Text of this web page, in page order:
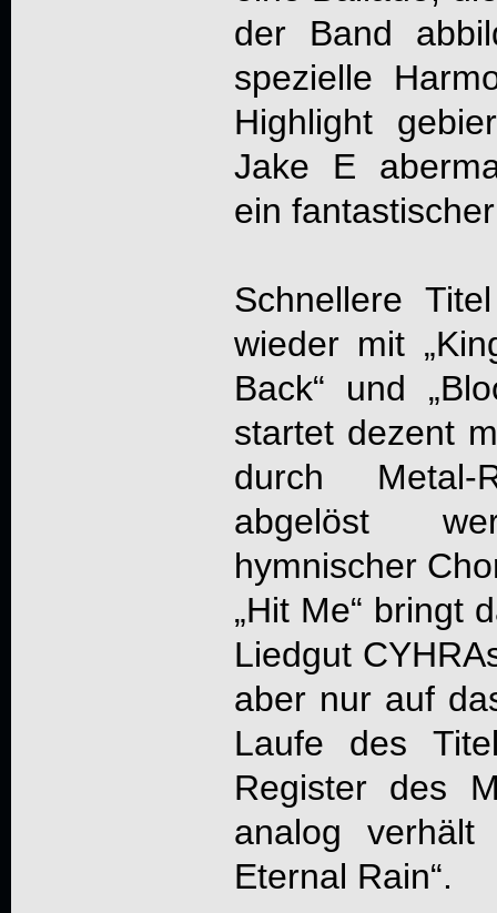
der Band
spezielle
Highlight
Jake E
ein
Schnellere
wieder mit
Back“ und
startet dezent
durch
abgelöst
hymnischer
„Hit Me“ bringt
Liedgut CYHRA
aber nur auf
Laufe des
Register des
analog
Eternal Rain“.